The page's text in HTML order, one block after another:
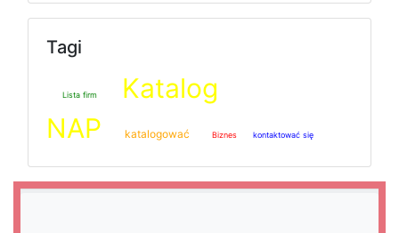
Tagi
Lista firm
Katalog
NAP
katalogować Biznes kontaktować się